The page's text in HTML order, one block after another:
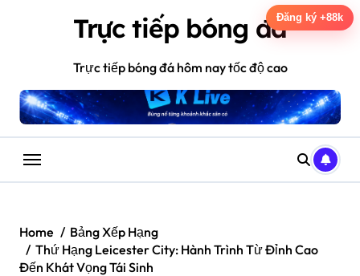
Trực tiếp bóng đá
Trực tiếp bóng đá hôm nay tốc độ cao
Home
Bảng Xếp Hạng
Thứ Hạng Leicester City: Hành Trình Từ Đỉnh Cao
Đến Khát Vọng Tái Sinh
Đăng ký +88k